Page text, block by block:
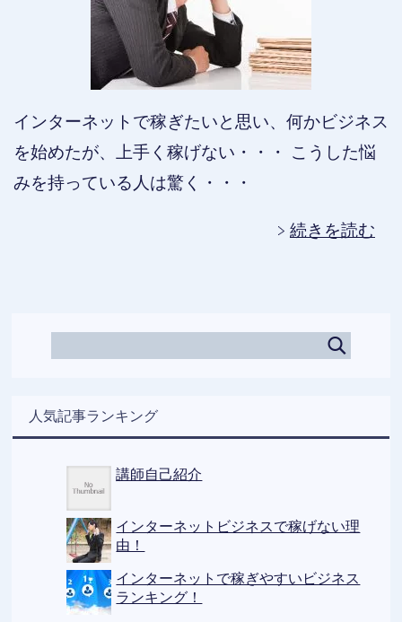
インターネットで稼ぎたいと思い、何かビジネス
を始めたが、上手く稼げない・・・ こうした悩
みを持っている人は驚く・・・
続きを読む
人気記事ランキング
講師自己紹介
インターネットビジネスで稼げない理
由！
インターネットで稼ぎやすいビジネス
ランキング！